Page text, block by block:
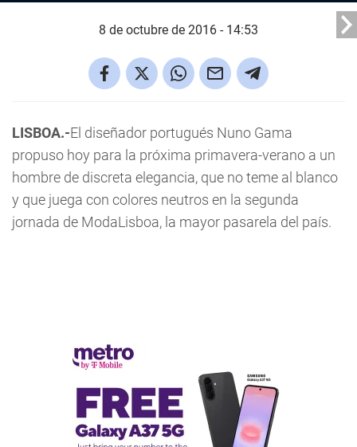
8 de octubre de 2016 - 14:53
LISBOA.-El diseñador portugués Nuno Gama
propuso hoy para la próxima primavera-verano a un
hombre de discreta elegancia, que no teme al blanco
y que juega con colores neutros en la segunda
jornada de ModaLisboa, la mayor pasarela del país.